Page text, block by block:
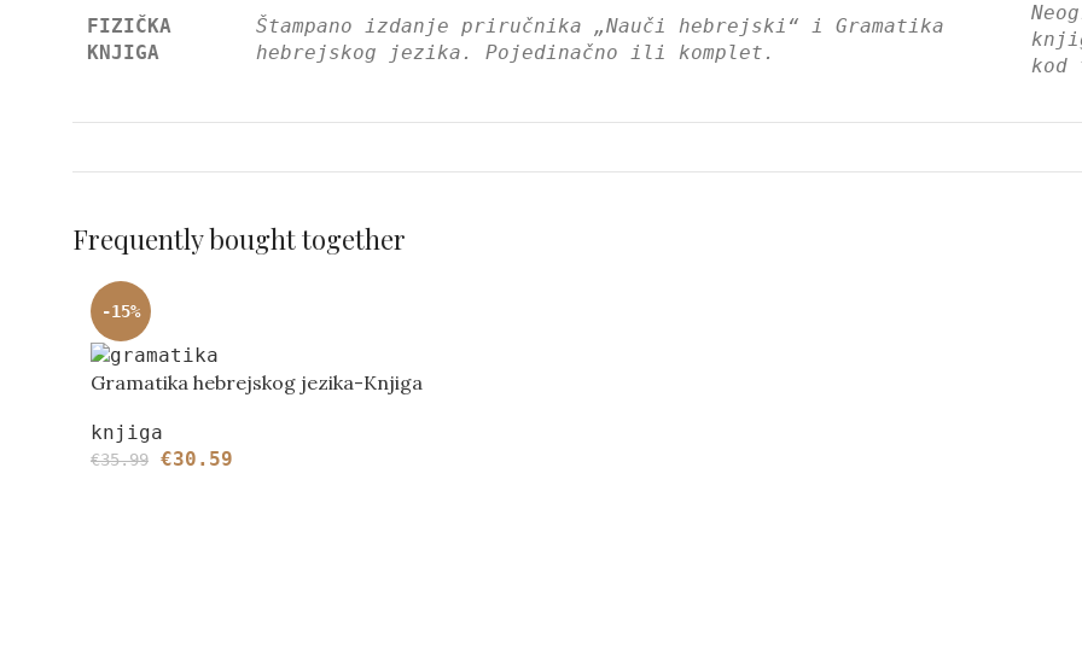
FIZIČKA
KNJIGA
Štampano izdanje priručnika „Nauči hebrejski“ i Gramatika
hebrejskog jezika. Pojedinačno ili komplet.
kod
Frequently bought together
-15%
Gramatika hebrejskog jezika-Knjiga
knjiga
€35.99 €30.59